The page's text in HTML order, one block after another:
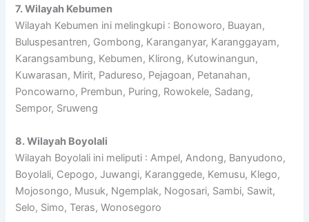
7. Wilayah Kebumen
Wilayah Kebumen ini melingkupi : Bonoworo, Buayan,
Buluspesantren, Gombong, Karanganyar, Karanggayam,
Karangsambung, Kebumen, Klirong, Kutowinangun,
Kuwarasan, Mirit, Padureso, Pejagoan, Petanahan,
Poncowarno, Prembun, Puring, Rowokele, Sadang,
Sempor, Sruweng
8. Wilayah Boyolali
Wilayah Boyolali ini meliputi : Ampel, Andong, Banyudono,
Boyolali, Cepogo, Juwangi, Karanggede, Kemusu, Klego,
Mojosongo, Musuk, Ngemplak, Nogosari, Sambi, Sawit,
Selo, Simo, Teras, Wonosegoro